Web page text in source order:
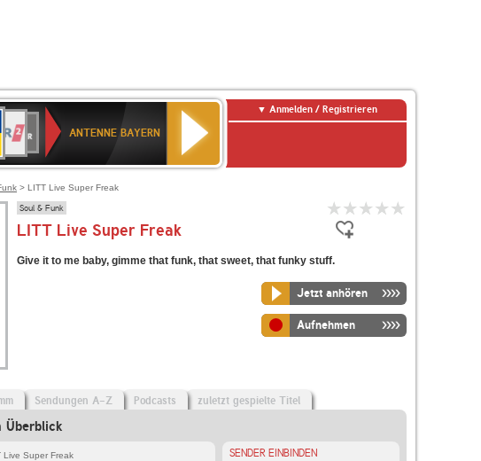
SWR
Kultur
ANTENNE BAYERN
Anmelden / Registrieren
> LITT Live Super Freak
Soul & Funk
LITT Live Super Freak
Give it to me baby, gimme that funk, that sweet, that funky stuff.
Jetzt anhören
Aufnehmen
Sendungen A-Z Podcasts zuletzt gespielte Titel
Überblick
Live Super Freak
SENDER EINBINDEN